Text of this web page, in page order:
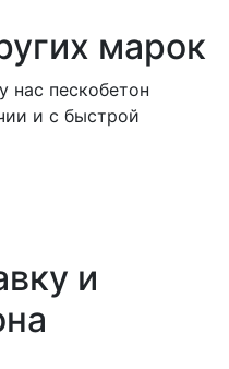
марок
нас пескобетон
и с быстрой
и